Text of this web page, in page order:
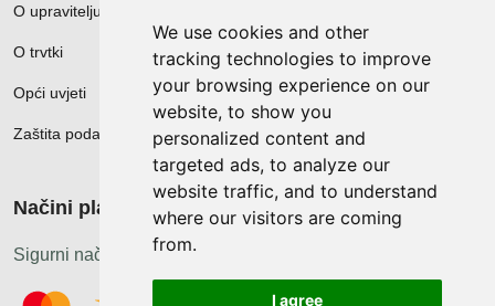
We use cookies and other
tracking technologies to improve
your browsing experience on our
website, to show you
personalized content and
targeted ads, to analyze our
website traffic, and to understand
where our visitors are coming
from.
I agree
O upravitelju web portala
O trvtki
Opći uvjeti
Zaštita podataka
Načini plačanja
Sigurni načini plaćanja